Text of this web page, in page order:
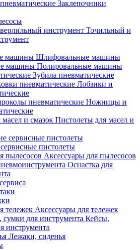
Заклепочники
Точильный и
Шлифовальные машины
Полировальные машины
Зубила пневматические
Лобзики и
Ножницы и
Пистолеты для масел и
пистолеты
Аксессуары для пылесосов
Оснастка для
Аксессуары для тележек
Кейсы,
инструмента
Лежаки, сиденья